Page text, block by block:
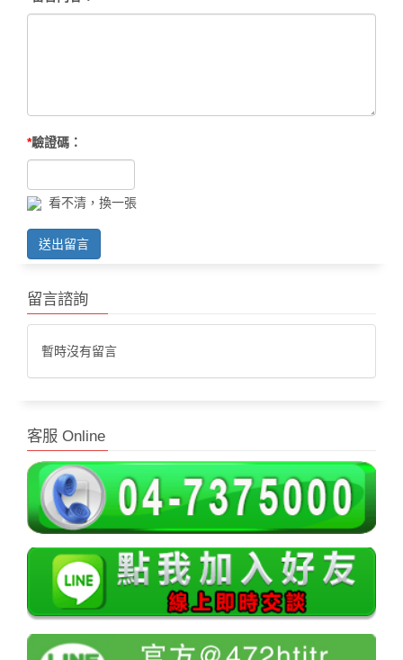
*驗證碼：
看不清，換一張
送出留言
留言諮詢
暫時沒有留言
客服 Online